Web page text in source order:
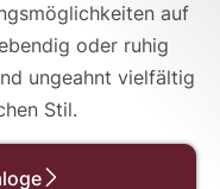
auf
oder ruhig
ungeahnt vielfältig
Stil.